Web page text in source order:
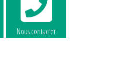
Nous contacter